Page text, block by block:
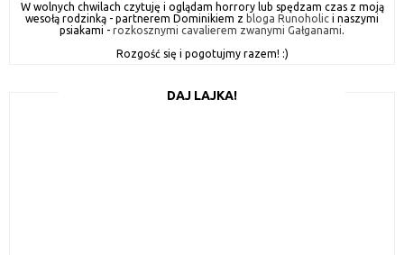
W wolnych chwilach czytuję i oglądam horrory lub spędzam czas z moją
wesołą rodzinką - partnerem Dominikiem z bloga Runoholic i naszymi
psiakami - rozkosznymi cavalierem zwanymi Gałganami.
Rozgość się i pogotujmy razem! :)
DAJ LAJKA!